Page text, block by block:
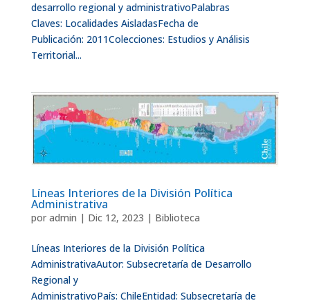
desarrollo regional y administrativoPalabras
Claves: Localidades AisladasFecha de
Publicación: 2011Colecciones: Estudios y Análisis
Territorial...
Líneas Interiores de la División Política
Administrativa
por admin | Dic 12, 2023 | Biblioteca
Líneas Interiores de la División Política
AdministrativaAutor: Subsecretaría de Desarrollo
Regional y
AdministrativoPaís: ChileEntidad: Subsecretaría de